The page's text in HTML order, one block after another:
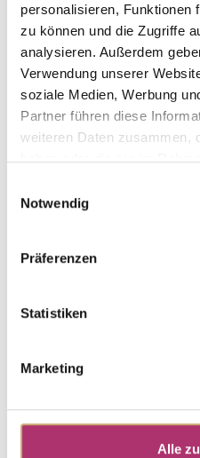
personalisieren, Funktionen
zu können und die Zugriffe
analysieren. Außerdem
Verwendung unserer
soziale Medien, Werbung
Partner führen diese
weiteren Daten zusammen,
haben oder die sie im
Notwendig
Präferenzen
Statistiken
Marketing
Alle
The
from this
Out of stock
Ring · S4741
Joy · Ring · Yellow gold
Out of stock
Joy · Ring · 18k white